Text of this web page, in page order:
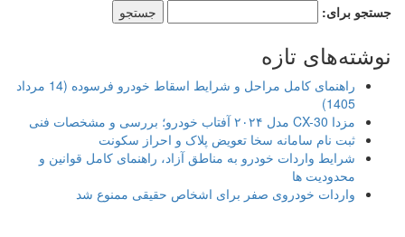
جستجو برای:
نوشته‌های تازه
راهنمای کامل مراحل و شرایط اسقاط خودرو فرسوده (14 مرداد
1405)
مزدا CX-30 مدل ۲۰۲۴ آفتاب خودرو؛ بررسی و مشخصات فنی
ثبت نام سامانه سخا تعویض پلاک و احراز سکونت
شرایط واردات خودرو به مناطق آزاد، راهنمای کامل قوانین و
محدودیت ها
واردات خودروی صفر برای اشخاص حقیقی ممنوع شد